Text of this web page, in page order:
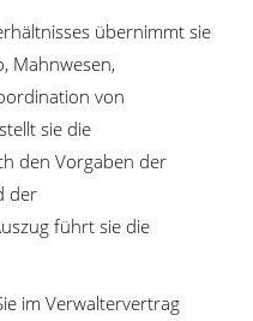
übernimmt sie
Mahnwesen,
von
sie die
den Vorgaben der
der
führt sie die
im Verwaltervertrag